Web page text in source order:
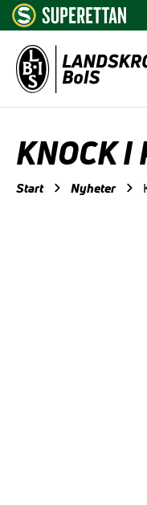
KNOCK I
Start Nyheter